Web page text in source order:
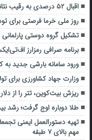
اقبال ۵۲ درصدی به رقیب نتانیاهو
روز ملی خرما فرصتی برای
تشکیل گروه دوستی پارلمانی
برنامه صرافی رمزارز
ورود سامانه بارشی جدید به
وزارت جهاد کشاورزی برای
ریزش بیت‌کوین، تتر را از
طلا دوباره اوج گرفت؛ رشد بیش از ۲ درصدی بهای
مهم بالای ۷ طبقه